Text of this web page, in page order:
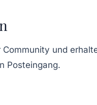
Community und
Posteingang.